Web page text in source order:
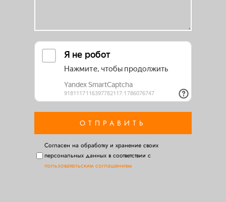
Cогласен на обработку и хранение своих
персональных данных в соответствии с
пользовательским соглашением